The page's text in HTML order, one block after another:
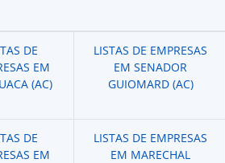
DE
EM
(AC)
LISTAS DE EMPRESAS
EM SENADOR
GUIOMARD (AC)
DE
EM
LISTAS DE EMPRESAS
EM MARECHAL